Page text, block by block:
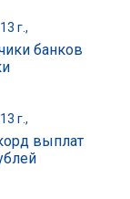
г.,
банков
г.,
выплат